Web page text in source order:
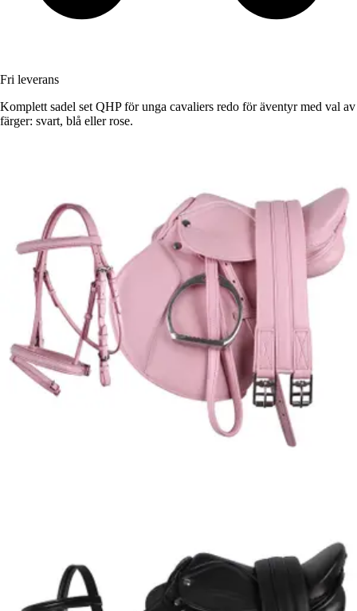
Fri leverans
Komplett sadel set QHP för unga cavaliers redo för äventyr med val av
färger: svart, blå eller rose.